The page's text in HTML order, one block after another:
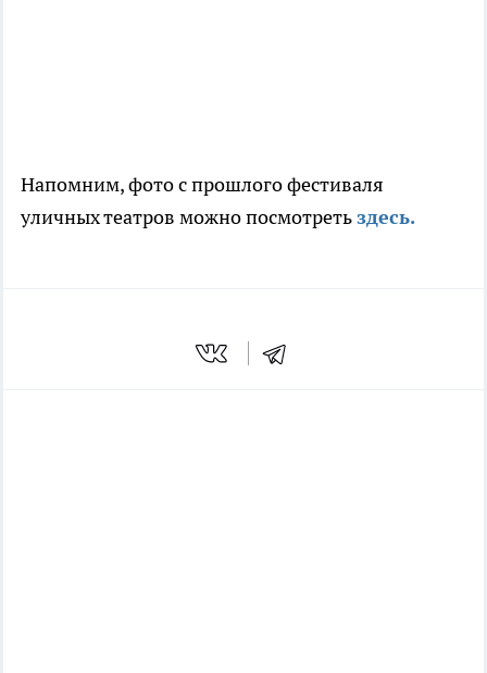
Напомним, фото с прошлого фестиваля
уличных театров можно посмотретьздесь.